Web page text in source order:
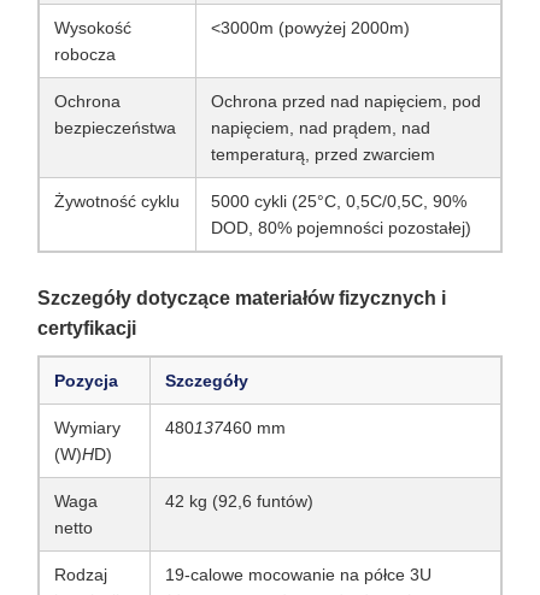
Wysokość
robocza
<3000m (powyżej 2000m)
Ochrona
bezpieczeństwa
Ochrona przed nad napięciem, pod
napięciem, nad prądem, nad
temperaturą, przed zwarciem
Żywotność cyklu
5000 cykli (25°C, 0,5C/0,5C, 90%
DOD, 80% pojemności pozostałej)
Szczegóły dotyczące materiałów fizycznych i
certyfikacji
Pozycja Szczegóły
Wymiary
(W)HD)
480137460 mm
Waga
netto
42 kg (92,6 funtów)
Rodzaj
19-calowe mocowanie na półce 3U